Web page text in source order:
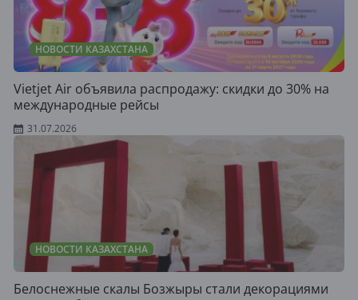
НОВОСТИ КАЗАХСТАНА
Vietjet Air объявила распродажу: скидки до 30% на
международные рейсы
31.07.2026
НОВОСТИ КАЗАХСТАНА
Белоснежные скалы Бозжыры стали декорациями